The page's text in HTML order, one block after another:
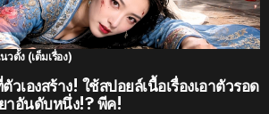
วตั้ง (เต็มเรื่อง)
วเองสร้าง! ใช้สปอยล์เนื้อเรื่องเอาตัวรอด
าอันดับหนึ่ง!? พีค!